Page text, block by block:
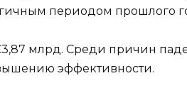
периодом прошлого
млрд. Среди причин
эффективности.